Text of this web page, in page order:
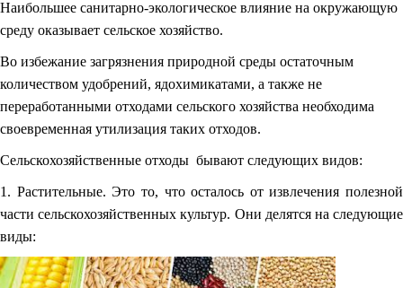
Наибольшее санитарно-экологическое влияние на окружающую
среду оказывает сельское хозяйство.
Во избежание загрязнения природной среды остаточным
количеством удобрений, ядохимикатами, а также не
переработанными отходами сельского хозяйства необходима
своевременная утилизация таких отходов.
Сельскохозяйственные отходы бывают следующих видов:
1. Растительные. Это то, что осталось от извлечения полезной
части сельскохозяйственных культур. Они делятся на следующие
виды: